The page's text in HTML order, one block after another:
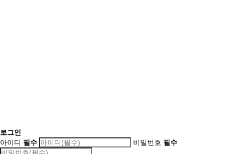
로그인
아이디 필수 비밀번호 필수